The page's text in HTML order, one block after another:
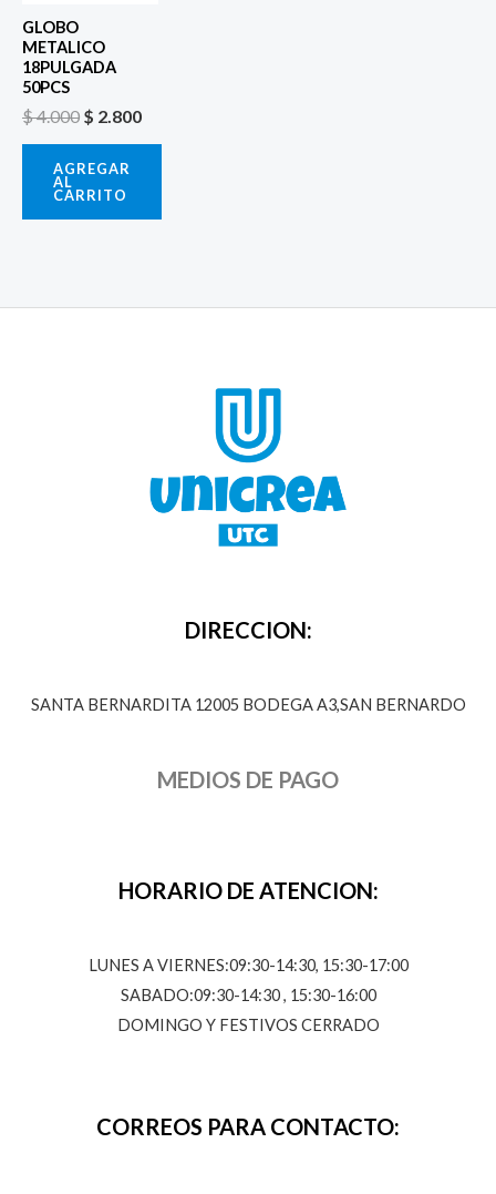
GLOBO
METALICO
18PULGADA
50PCS
$4.000 $ 2.800
AGREGAR
AL
CARRITO
DIRECCION:
SANTA BERNARDITA 12005 BODEGA A3,SAN BERNARDO
MEDIOS DE PAGO
HORARIO DE ATENCION:
LUNES A VIERNES:09:30-14:30, 15:30-17:00
SABADO:09:30-14:30 , 15:30-16:00
DOMINGO Y FESTIVOS CERRADO
CORREOS PARA CONTACTO: